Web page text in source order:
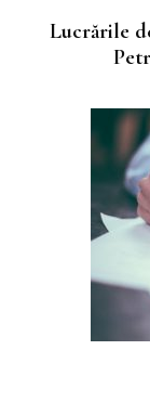
Lucrările